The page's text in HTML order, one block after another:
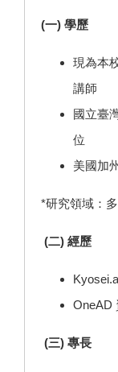
(一) 學歷
現為本
講師
國立臺
位
美國加
*研究領域：
(二) 經歷
OneAD
(三) 專長